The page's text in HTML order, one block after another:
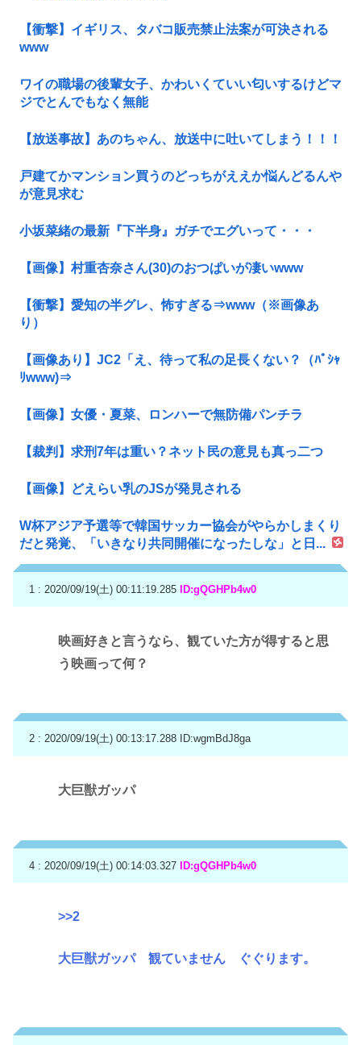
【衝撃】イギリス、タバコ販売禁止法案が可決される
www
ワイの職場の後輩女子、かわいくていい匂いするけどマ
ジでとんでもなく無能
【放送事故】あのちゃん、放送中に吐いてしまう！！！
戸建てかマンション買うのどっちがええか悩んどるんや
が意見求む
小坂菜緒の最新『下半身』ガチでエグいって・・・
【画像】村重杏奈さん(30)のおつぱいが凄いwww
【衝撃】愛知の半グレ、怖すぎる⇒www（※画像あ
り）
【画像あり】JC2「え、待って私の足長くない？（ﾊﾟｼｬ
ﾘwww)⇒
【画像】女優・夏菜、ロンハーで無防備パンチラ
【裁判】求刑7年は重い？ネット民の意見も真っ二つ
【画像】どえらい乳のJSが発見される
W杯アジア予選等で韓国サッカー協会がやらかしまくり
だと発覚、「いきなり共同開催になったしな」と日...
1 : 2020/09/19(土) 00:11:19.285 ID:gQGHPb4w0
映画好きと言うなら、観ていた方が得すると思
う映画って何？
2 : 2020/09/19(土) 00:13:17.288 ID:wgmBdJ8ga
大巨獣ガッパ
4 : 2020/09/19(土) 00:14:03.327 ID:gQGHPb4w0
>>2
大巨獣ガッパ 観ていません ぐぐります。